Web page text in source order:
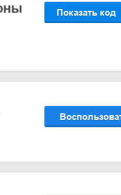
Показать код